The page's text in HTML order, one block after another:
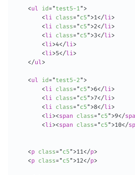
<ul id = "test5-1">
<li class= "c5 ">1</li>
<li class= "c5 ">2</li>
<li class= "c5 ">3</li>
<li>4</li>
<li>5</li>
</ul>
<ul id = "test5-2 ">
<li class= "c5 ">6</li>
<li class= "c5 ">7</li>
<li class= "c5 ">8</li>
<li><span class= "c5 ">9</
<li><span class= "c5 ">10</
<p class= "c5 ">11</p>
<p class= "c5 ">12</p>